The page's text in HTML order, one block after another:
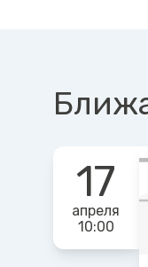
17
апреля
10:00